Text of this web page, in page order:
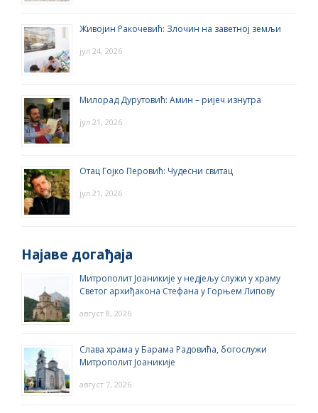
Живојин Ракочевић: Злочин на заветној земљи
јул 24, 2026
Милорад Дурутовић: Амин – ријеч изнутра
јул 21, 2026
Отац Гојко Перовић: Чудесни свитац
јул 21, 2026
Најаве догађаја
Митрополит Јоаникије у недјељу служи у храму
Светог архиђакона Стефана у Горњем Липову
август 8, 2026
Слава храма у Барама Радовића, богослужи
Митрополит Јоаникије
август 7, 2026